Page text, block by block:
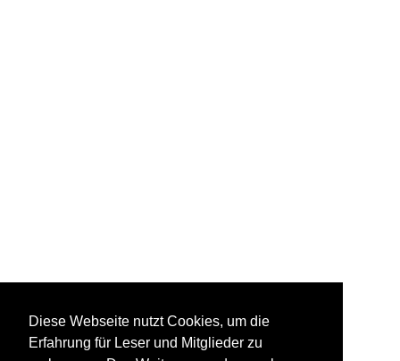
Diese Webseite nutzt Cookies, um die
Erfahrung für Leser und Mitglieder zu